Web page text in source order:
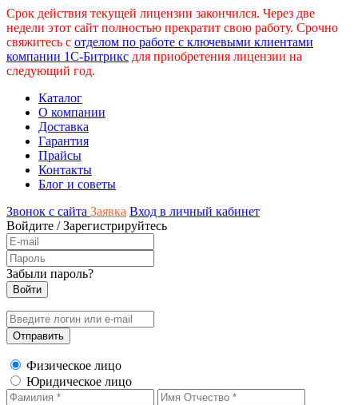
Срок действия текущей лицензии закончился. Через две
недели этот сайт полностью прекратит свою работу. Срочно
свяжитесь с отделом по работе с ключевыми клиентами
компании 1С-Битрикс для приобретения лицензии на
следующий год.
Каталог
О компании
Доставка
Гарантия
Прайсы
Контакты
Блог и советы
Звонок с сайта Заявка Вход в личный кабинет
Войдите /Зарегистрируйтесь
Забыли пароль?
Физическое лицо
Юридическое лицо